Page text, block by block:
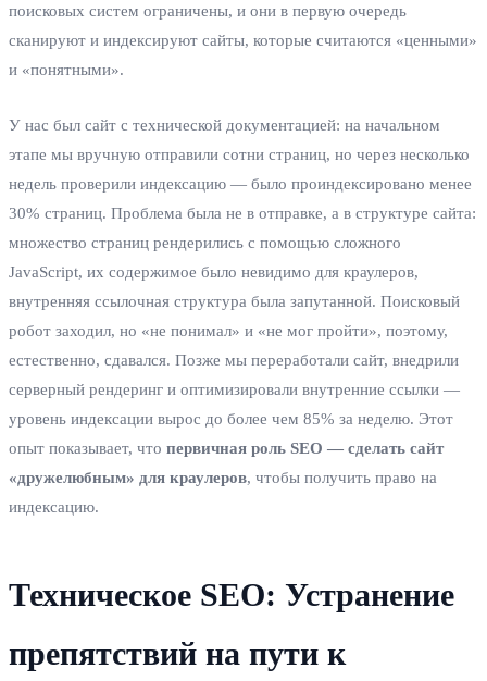
поисковых систем ограничены, и они в первую очередь
сканируют и индексируют сайты, которые считаются «ценными»
и «понятными».
У нас был сайт с технической документацией: на начальном
этапе мы вручную отправили сотни страниц, но через несколько
недель проверили индексацию — было проиндексировано менее
30% страниц. Проблема была не в отправке, а в структуре сайта:
множество страниц рендерились с помощью сложного
JavaScript, их содержимое было невидимо для краулеров,
внутренняя ссылочная структура была запутанной. Поисковый
робот заходил, но «не понимал» и «не мог пройти», поэтому,
естественно, сдавался. Позже мы переработали сайт, внедрили
серверный рендеринг и оптимизировали внутренние ссылки —
уровень индексации вырос до более чем 85% за неделю. Этот
опыт показывает, что первичная роль SEO — сделать сайт
«дружелюбным» для краулеров, чтобы получить право на
индексацию.
Техническое SEO: Устранение
препятствий на пути к